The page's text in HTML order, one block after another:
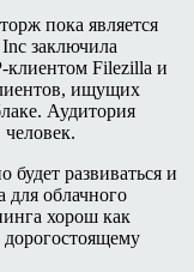
пока является
заключила
клиентом Filezilla и
ищущих
Аудитория
развиваться и
для облачного
хорош как
дорогостоящему